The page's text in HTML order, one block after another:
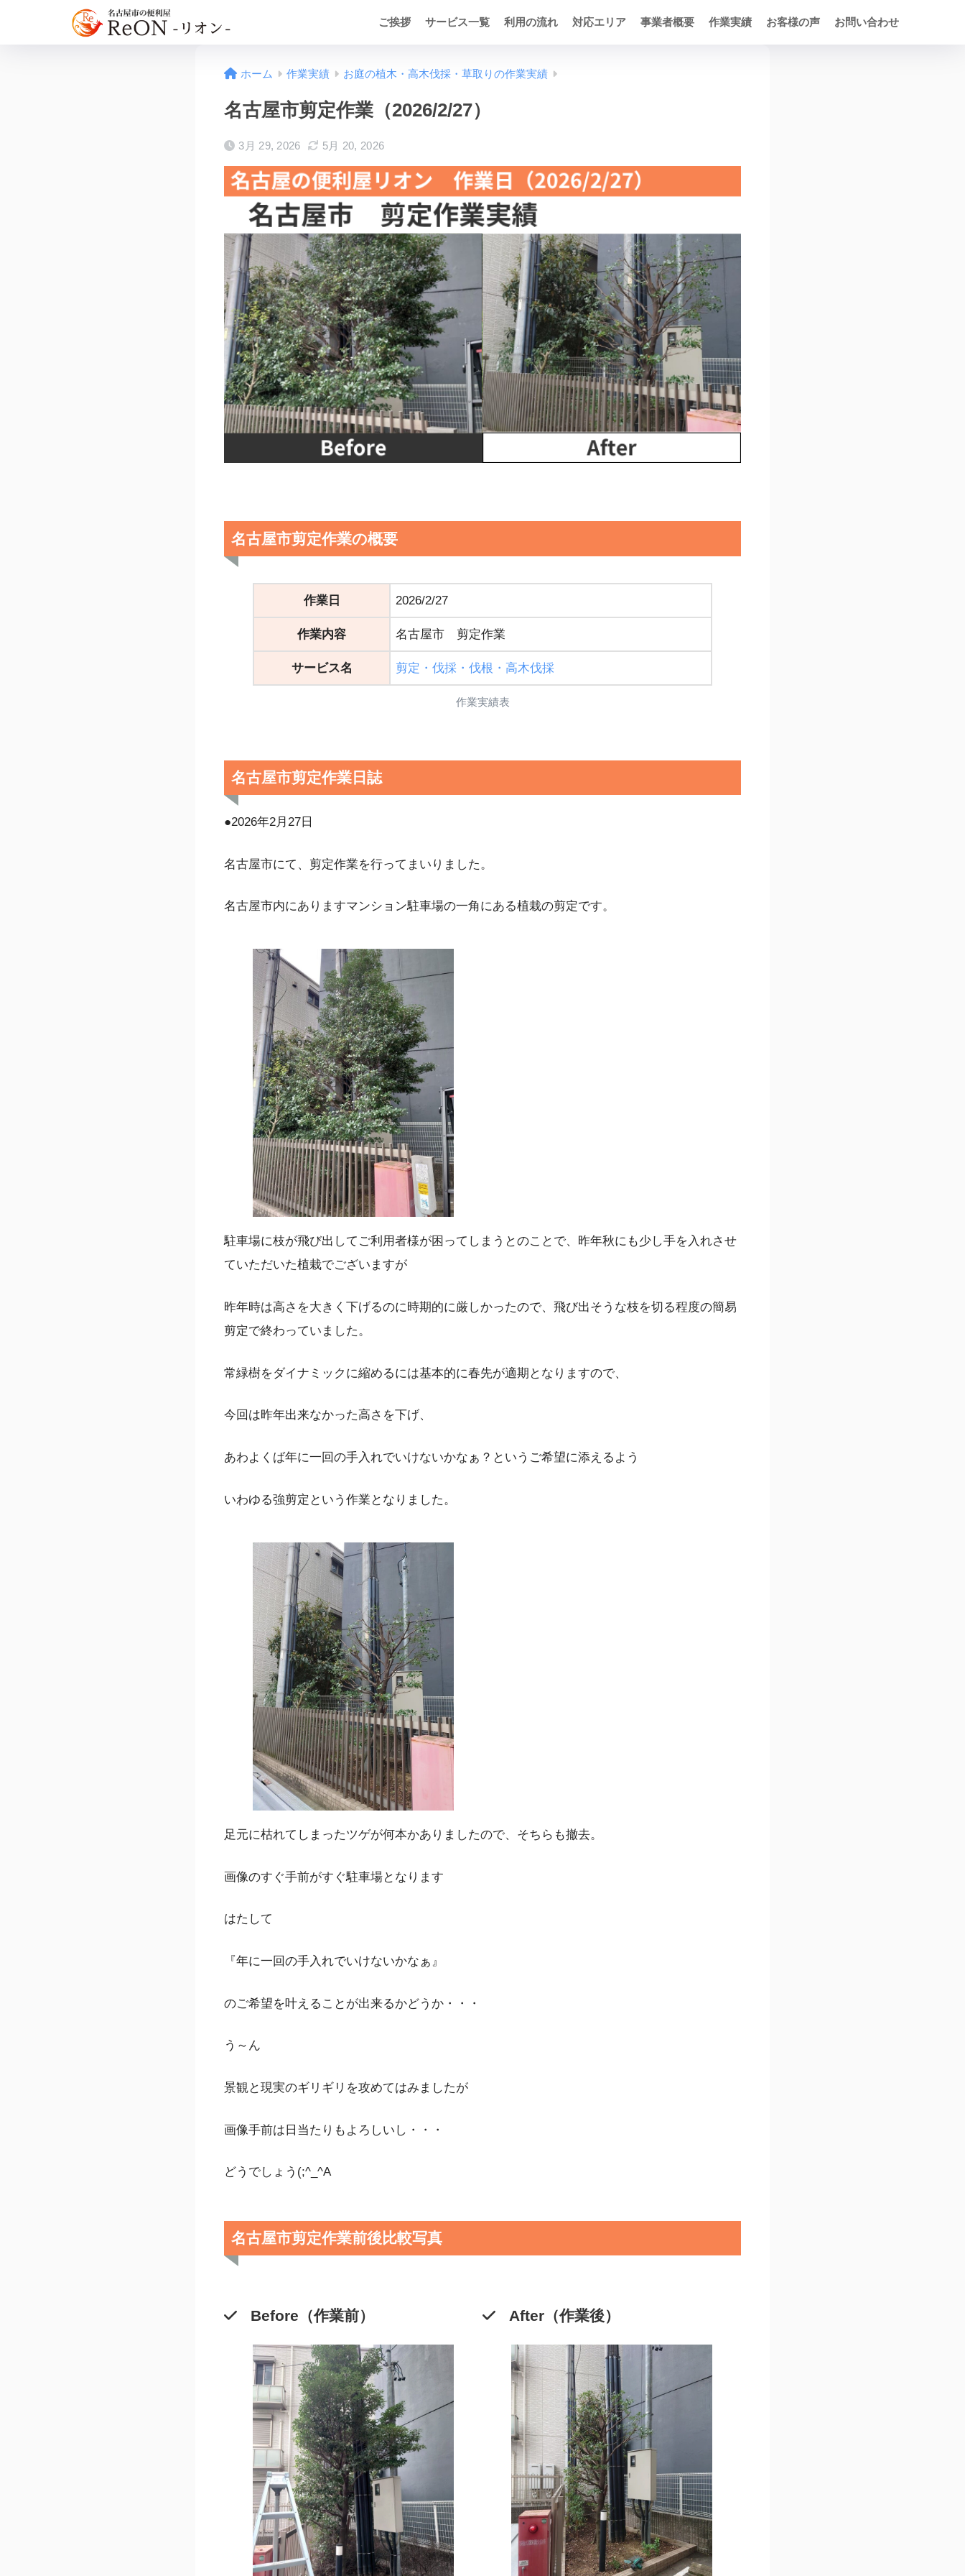
ご挨拶 サービス一覧 利用の流れ 対応エリア 事業者概要 作業実績 お客様の声 お問い合わせ
ホーム 作業実績 お庭の植木・高木伐採・草取りの作業実績
名古屋市剪定作業（2026/2/27）
3月 29, 2026 5月 20, 2026
名古屋市剪定作業の概要
作業日 2026/2/27
作業内容 名古屋市 剪定作業
サービス名 剪定・伐採・伐根・高木伐採
作業実績表
名古屋市剪定作業日誌
●2026年2月27日
名古屋市にて、剪定作業を行ってまいりました。
名古屋市内にありますマンション駐車場の一角にある植栽の剪定です。
駐車場に枝が飛び出してご利用者様が困ってしまうとのことで、昨年秋にも少し手を入れさせ
ていただいた植栽でございますが
昨年時は高さを大きく下げるのに時期的に厳しかったので、飛び出そうな枝を切る程度の簡易
剪定で終わっていました。
常緑樹をダイナミックに縮めるには基本的に春先が適期となりますので、
今回は昨年出来なかった高さを下げ、
あわよくば年に一回の手入れでいけないかなぁ？というご希望に添えるよう
いわゆる強剪定という作業となりました。
足元に枯れてしまったツゲが何本かありましたので、そちらも撤去。
画像のすぐ手前がすぐ駐車場となります
はたして
『年に一回の手入れでいけないかなぁ』
のご希望を叶えることが出来るかどうか・・・
う～ん
景観と現実のギリギリを攻めてはみましたが
画像手前は日当たりもよろしいし・・・
どうでしょう(;^_^A
名古屋市剪定作業前後比較写真
Before（作業前） After（作業後）